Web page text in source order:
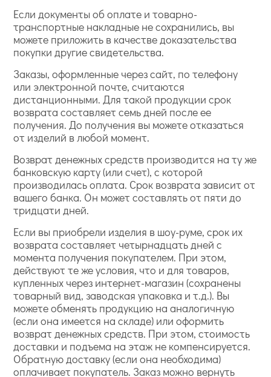
Если документы об оплате и товарно-
транспортные накладные не сохранились, вы
можете приложить в качестве доказательства
покупки другие свидетельства.
Заказы, оформленные через сайт, по телефону
или электронной почте, считаются
дистанционными. Для такой продукции срок
возврата составляет семь дней после ее
получения. До получения вы можете отказаться
от изделий в любой момент.
Возврат денежных средств производится на ту же
банковскую карту (или счет), с которой
производилась оплата. Срок возврата зависит от
вашего банка. Он может составлять от пяти до
тридцати дней.
Если вы приобрели изделия в шоу-руме, срок их
возврата составляет четырнадцать дней с
момента получения покупателем. При этом,
действуют те же условия, что и для товаров,
купленных через интернет-магазин (сохранены
товарный вид, заводская упаковка и т.д.). Вы
можете обменять продукцию на аналогичную
(если она имеется на складе) или оформить
возврат денежных средств. При этом, стоимость
доставки и подъема на этаж не компенсируется.
Обратную доставку (если она необходима)
оплачивает покупатель. Заказ можно вернуть